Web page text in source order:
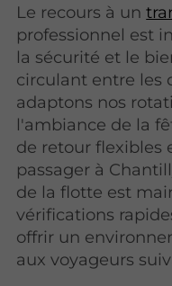
Le recours à un
professionnel est
la sécurité et le
circulant entre les
adaptons nos
l'ambiance de la
de retour flexibles
passager à
de la flotte est
vérifications
offrir un
aux voyageurs